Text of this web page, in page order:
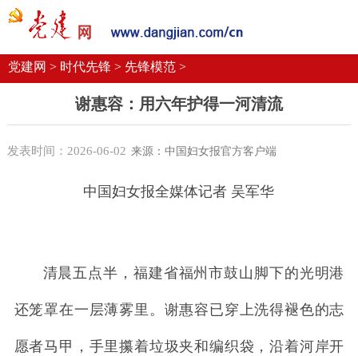
党建要闻
机关党建
校园党建 企业党建
党建网 > 时代先锋 > 先锋模范 >
谢惠容：用六年护得一河清流
发表时间：2026-06-02 来源：中国妇女报官方客户端
中国妇女报全媒体记者 吴军华
清晨五点半，福建省福州市鼓山脚下的光明港
还笼罩在一层薄雾里。谢惠容已穿上洗得褪色的志
愿者马甲，手里攥着垃圾夹和编织袋，沿着河岸开